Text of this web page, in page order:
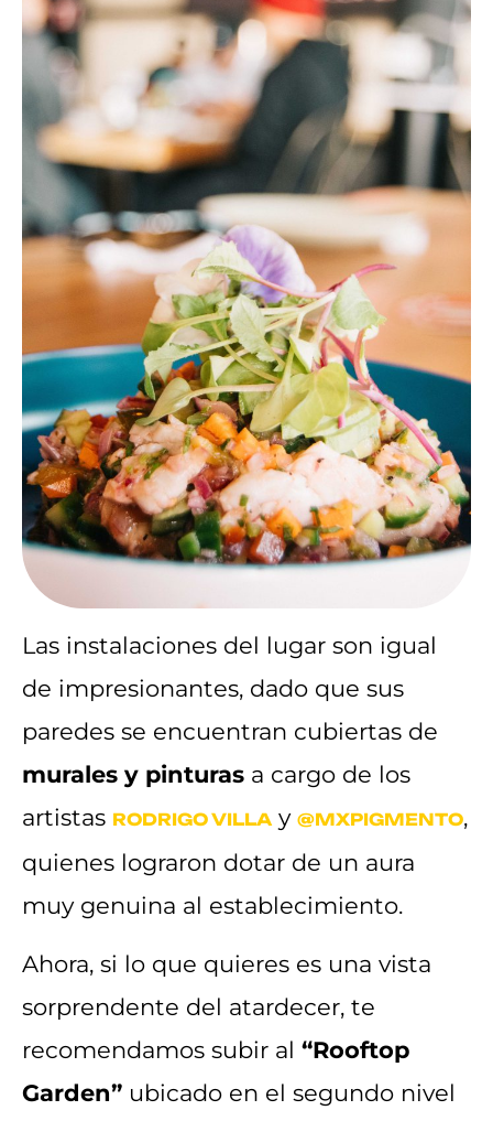
Las instalaciones del lugar son igual
de impresionantes, dado que sus
paredes se encuentran cubiertas de
murales y pinturas a cargo de los
artistas RODRIGO VILLAy @MXPIGMENTO,
quienes lograron dotar de un aura
muy genuina al establecimiento.
Ahora, si lo que quieres es una vista
sorprendente del atardecer, te
recomendamos subir al “Rooftop
Garden” ubicado en el segundo nivel